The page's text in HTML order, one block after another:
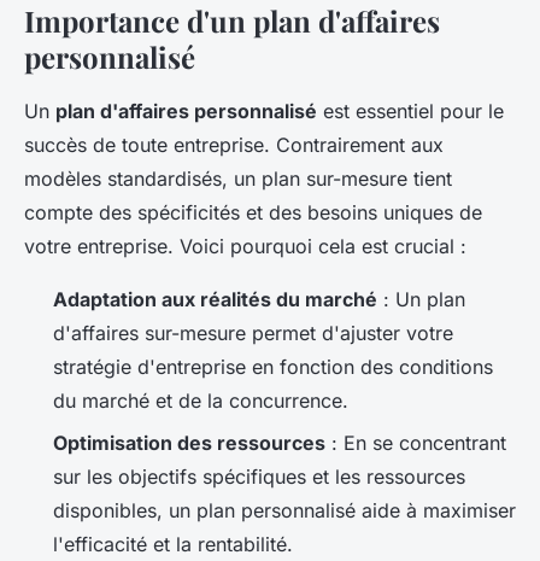
Importance d'un plan d'affaires
personnalisé
Un plan d'affaires personnalisé est essentiel pour le
succès de toute entreprise. Contrairement aux
modèles standardisés, un plan sur-mesure tient
compte des spécificités et des besoins uniques de
votre entreprise. Voici pourquoi cela est crucial :
Adaptation aux réalités du marché : Un plan
d'affaires sur-mesure permet d'ajuster votre
stratégie d'entreprise en fonction des conditions
du marché et de la concurrence.
Optimisation des ressources : En se concentrant
sur les objectifs spécifiques et les ressources
disponibles, un plan personnalisé aide à maximiser
l'efficacité et la rentabilité.